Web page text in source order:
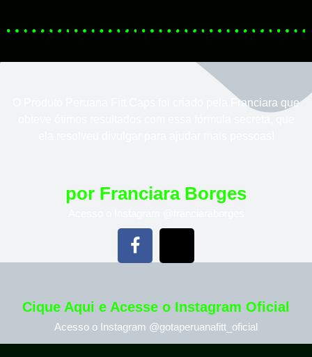
O Produto Peruana Fitt Caps foi criado pela Franciara que
por Franciara Borges
Cique Aqui e Acesse o Instagram Oficial
Acesso o Instagram @gotaperuanafitt_oficial